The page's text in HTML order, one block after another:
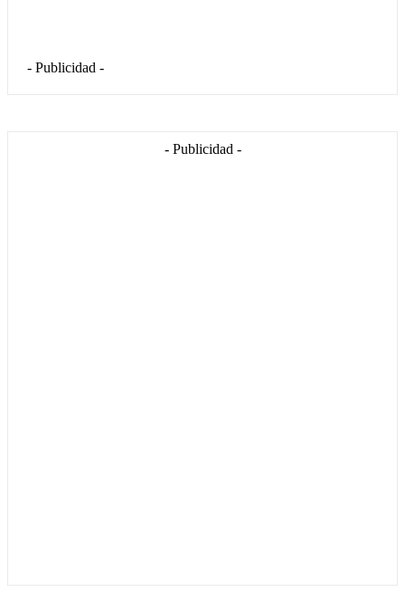
- Publicidad -
- Publicidad -